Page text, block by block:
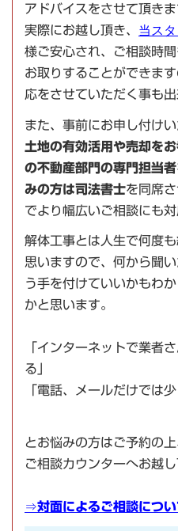
アドバイスをさせて頂きま
実際にお越し頂き、 当ス
様ご安心され、ご相談時
お取りすることができま
応をさせていただく事も
また、事前にお申し付けい
土地の有効活用や売却を
の不動産部門の専門担当者
みの方は司法書士を同席
でより幅広いご相談にも
解体工事とは人生で何度
思いますので、何から聞
う手を付けていいかもわ
かと思います。
「インターネットで業者
る」
「電話、メールだけでは
とお悩みの方はご予約の
ご相談カウンターへお越し
⇒対面によるご相談につ